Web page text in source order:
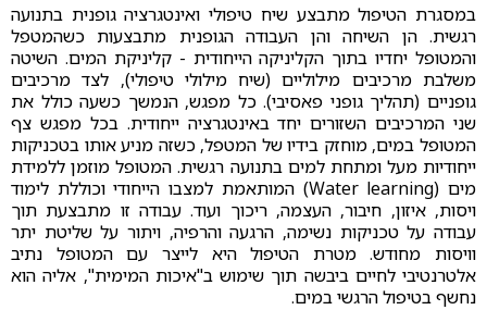
במסגרת הטיפול מתבצע שיח טיפולי ואינטגרציה גופנית בתנועה
רגשית. הן השיחה והן העבודה הגופנית מתבצעות כשהמטפל
והמטופל יחדיו בתוך הקליניקה הייחודית - קליניקת המים. השיטה
משלבת מרכיבים מילוליים (שיח מילולי טיפולי), לצד מרכיבים
גופניים (תהליך גופני פאסיבי). כל מפגש, הנמשך כשעה כולל את
שני המרכיבים השזורים יחד באינטגרציה ייחודית. בכל מפגש צף
המטופל במים, מוחזק בידיו של המטפל, כשזה מניע אותו בטכניקות
ייחודיות מעל ומתחת למים בתנועה רגשית. המטופל מוזמן ללמידת
מים (Water learning) המותאמת למצבו הייחודי וכוללת לימוד
ויסות, איזון, חיבור, העצמה, ריכוך ועוד. עבודה זו מתבצעת תוך
עבודה על טכניקות נשימה, הרגעה והרפיה, ויתור על שליטת יתר
וויסות מחודש. מטרת הטיפול היא לייצר עם המטופל נתיב
אלטרנטיבי לחיים ביבשה תוך שימוש ב"איכות המימית", אליה הוא
נחשף בטיפול הרגשי במים.